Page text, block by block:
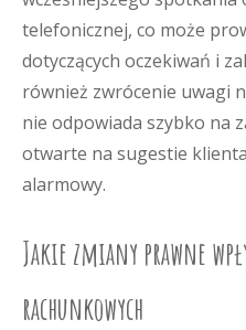
telefonicznej, co może
dotyczących oczekiwań i
również zwrócenie uwagi
nie odpowiada szybko na
otwarte na sugestie
alarmowy.
Jakie zmiany prawne
rachunkowych